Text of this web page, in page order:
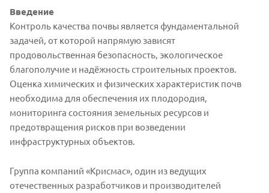
Введение
Контроль качества почвы является фундаментальной
задачей, от которой напрямую зависят
продовольственная безопасность, экологическое
благополучие и надёжность строительных проектов.
Оценка химических и физических характеристик почв
необходима для обеспечения их плодородия,
мониторинга состояния земельных ресурсов и
предотвращения рисков при возведении
инфраструктурных объектов.
Группа компаний «Крисмас», один из ведущих
отечественных разработчиков и производителей